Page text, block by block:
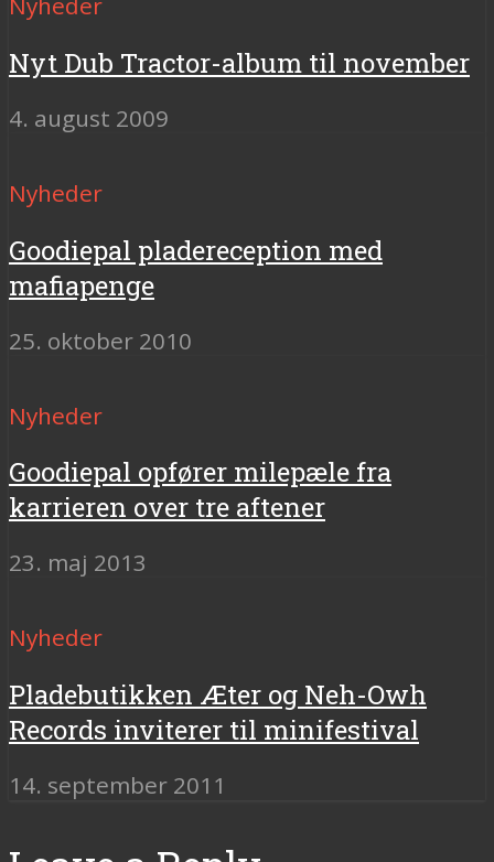
Nyt Dub Tractor-album til november
4. august 2009
Nyheder
Goodiepal pladereception med
mafiapenge
25. oktober 2010
Nyheder
Goodiepal opfører milepæle fra
karrieren over tre aftener
23. maj 2013
Nyheder
Pladebutikken Æter og Neh-Owh
Records inviterer til minifestival
14. september 2011